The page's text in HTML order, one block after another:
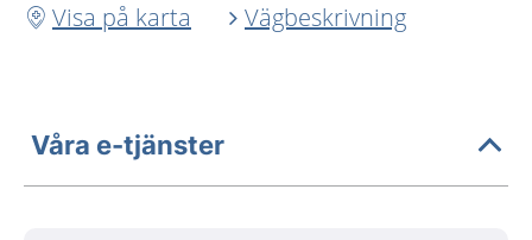
Visa på karta
Vägbeskrivning
Våra e-tjänster